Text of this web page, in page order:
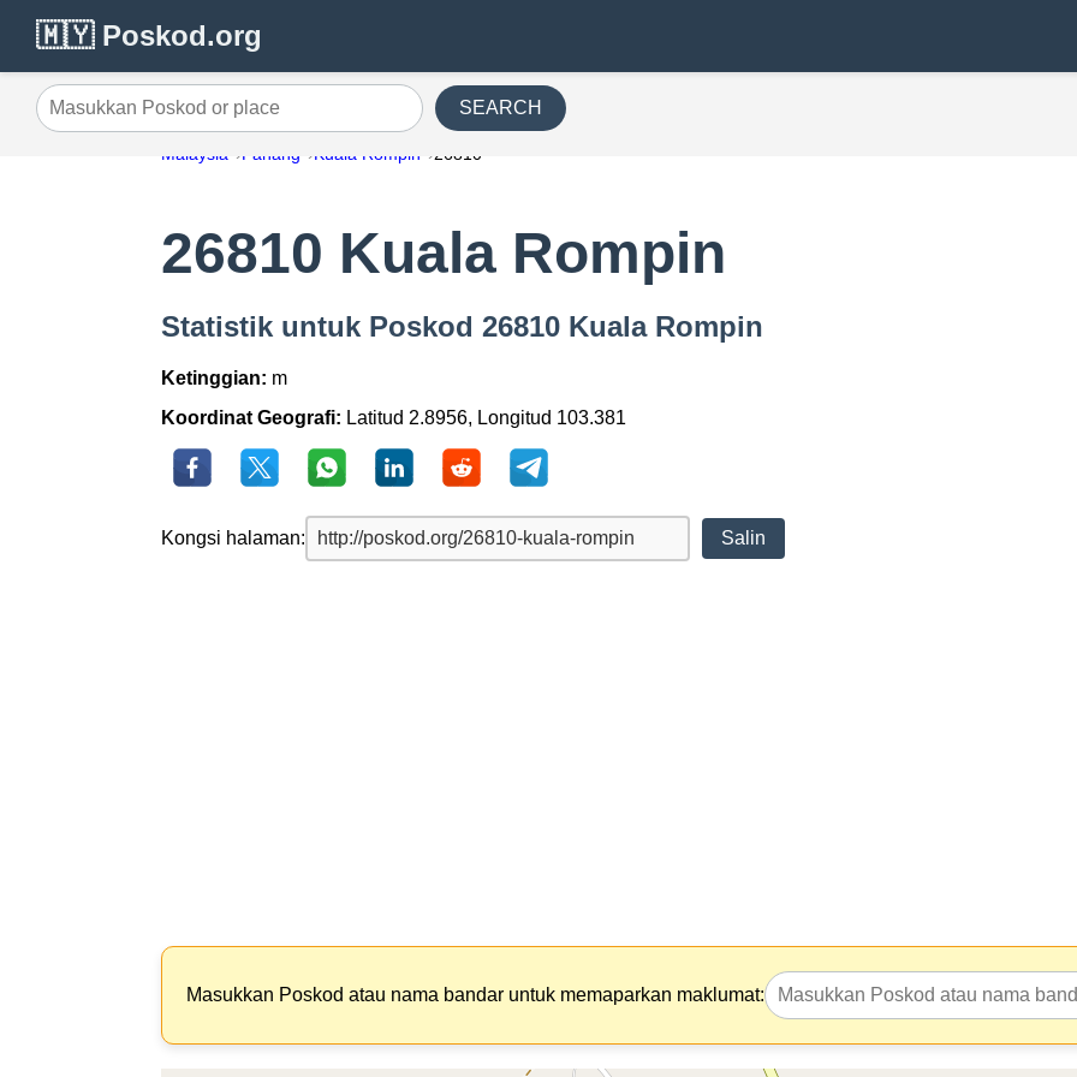
🇲🇾 Poskod.org
Masukkan Poskod or place SEARCH
Malaysia Pahang Kuala Rompin 26810
26810 Kuala Rompin
Statistik untuk Poskod 26810 Kuala Rompin
Ketinggian: m
Koordinat Geografi: Latitud 2.8956, Longitud 103.381
Kongsi halaman: Salin
Masukkan Poskod atau nama bandar untuk memaparkan maklumat: